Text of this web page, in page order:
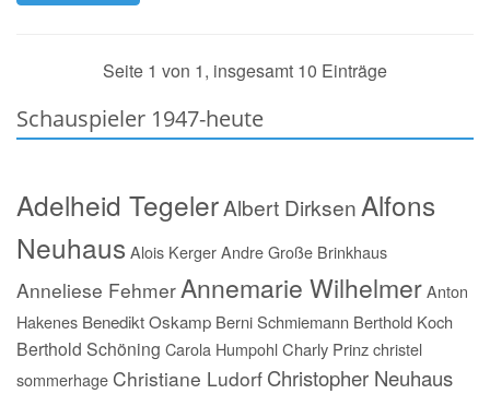
Seite 1 von 1, insgesamt 10 Einträge
Schauspieler 1947-heute
Adelheid TegelerAlbert DirksenAlfons
Neuhaus Alois KergerAndre Große Brinkhaus
Anneliese FehmerAnnemarie WilhelmerAnton
Hakenes Benedikt Oskamp Berni Schmiemann Berthold Koch
Berthold Schöning Carola HumpohlCharly Prinzchristel
sommerhage Christiane Ludorf Christopher Neuhaus